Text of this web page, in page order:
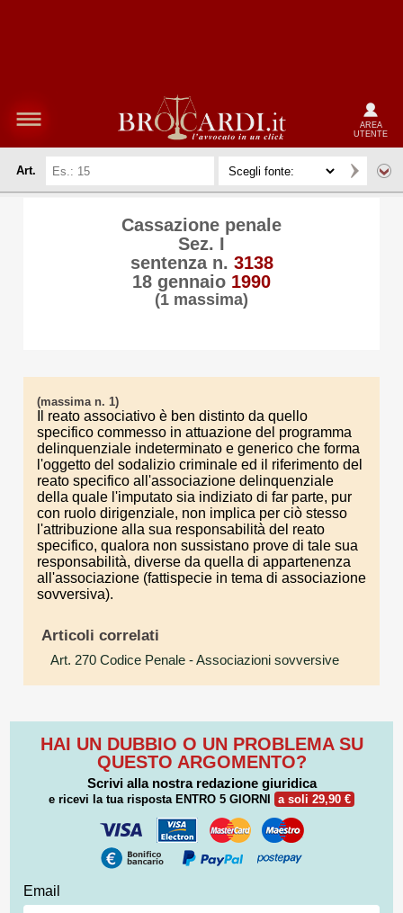
AREA
UTENTE
Art.
Cassazione penale
Sez. I
sentenza n. 3138
18 gennaio 1990
(1 massima)
(massima n. 1)
Il reato associativo è ben distinto da quello
specifico commesso in attuazione del programma
delinquenziale indeterminato e generico che forma
l'oggetto del sodalizio criminale ed il riferimento del
reato specifico all'associazione delinquenziale
della quale l'imputato sia indiziato di far parte, pur
con ruolo dirigenziale, non implica per ciò stesso
l'attribuzione alla sua responsabilità del reato
specifico, qualora non sussistano prove di tale sua
responsabilità, diverse da quella di appartenenza
all'associazione (fattispecie in tema di associazione
sovversiva).
Articoli correlati
Art. 270 Codice Penale - Associazioni sovversive
HAI UN DUBBIO O UN PROBLEMA SU
QUESTO ARGOMENTO?
Scrivi alla nostra redazione giuridica
e ricevi la tua risposta ENTRO 5 GIORNI a soli 29,90 €
Email